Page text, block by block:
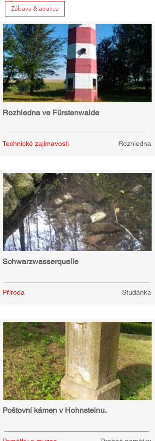
Zábava & atrakce
Rozhledna ve Fürstenwalde
Technické zajímavosti Rozhledna
Schwarzwasserquelle
Příroda Studánka
Poštovní kámen v Hohnsteinu.